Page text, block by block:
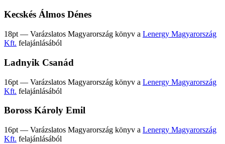
Kecskés Álmos Dénes
18pt — Varázslatos Magyarország könyv a Lenergy Magyarország
Kft. felajánlásából
Ladnyik Csanád
16pt — Varázslatos Magyarország könyv a Lenergy Magyarország
Kft. felajánlásából
Boross Károly Emil
16pt — Varázslatos Magyarország könyv a Lenergy Magyarország
Kft. felajánlásából